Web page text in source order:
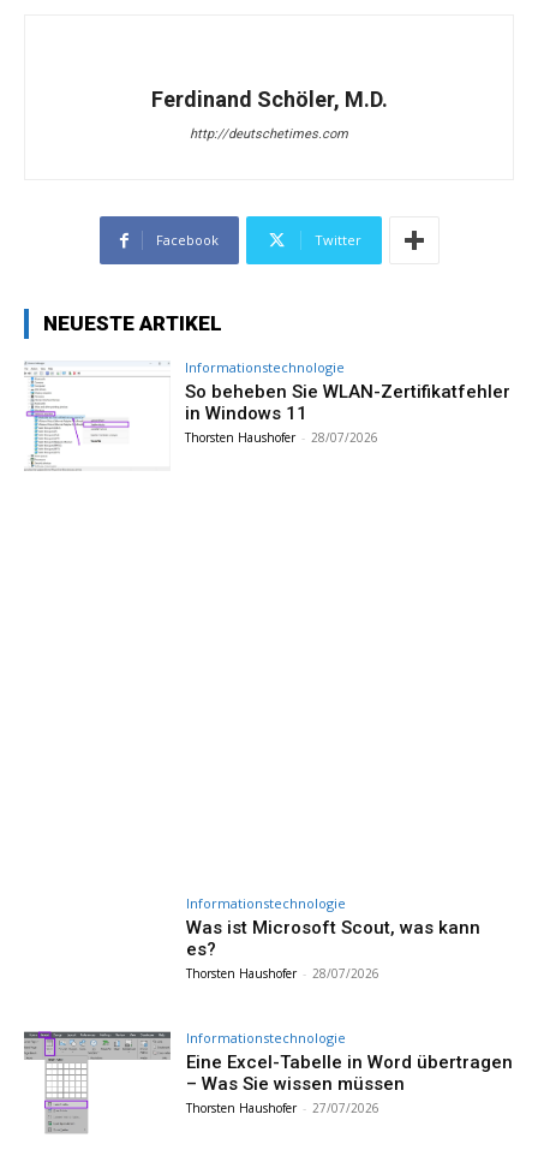
Ferdinand Schöler, M.D.
http://deutschetimes.com
Facebook Twitter
NEUESTE ARTIKEL
Informationstechnologie
So beheben Sie WLAN-Zertifikatfehler
in Windows 11
Thorsten Haushofer - 28/07/2026
Informationstechnologie
Was ist Microsoft Scout, was kann
es?
Thorsten Haushofer - 28/07/2026
Informationstechnologie
Eine Excel-Tabelle in Word übertragen
– Was Sie wissen müssen
Thorsten Haushofer - 27/07/2026